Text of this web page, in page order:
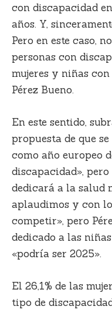
con discapacidad
años. Y,
Pero en este caso,
personas con
mujeres y niñas
Pérez Bueno.
En este sentido,
propuesta de que
como año europeo
discapacidad»,
dedicará a la salud
aplaudimos y con
competir», pero
dedicado a las
«podría ser 2025».
El 26,1% de las
tipo de